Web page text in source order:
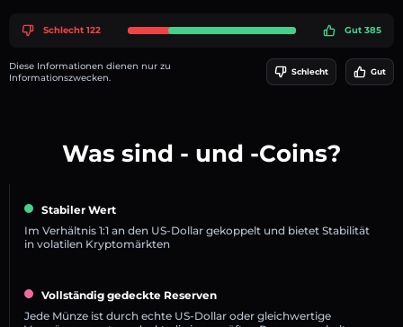
Schlecht 122 Gut 385
Diese Informationen dienen nur zu
Informationszwecken.
Schlecht Gut
Was sind - und -Coins?
Stabiler Wert
Im Verhältnis 1:1 an den US-Dollar gekoppelt und bietet Stabilität
in volatilen Kryptomärkten
Vollständig gedeckte Reserven
Jede Münze ist durch echte US-Dollar oder gleichwertige